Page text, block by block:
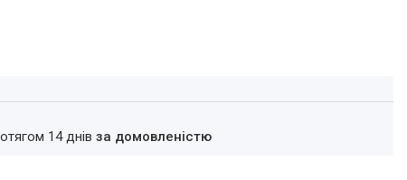
14 днівза домовленістю